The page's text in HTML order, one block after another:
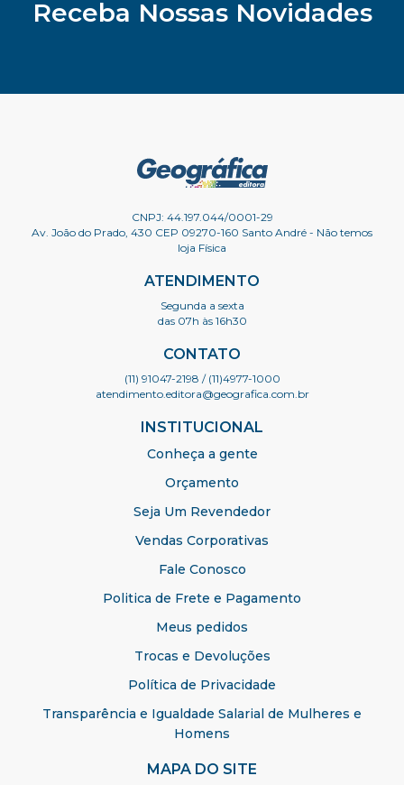
Receba Nossas Novidades
CNPJ: 44.197.044/0001-29
Av. João do Prado, 430 CEP 09270-160 Santo André - Não temos
loja Física
ATENDIMENTO
Segunda a sexta
das 07h às 16h30
CONTATO
(11) 91047-2198 / (11)4977-1000
atendimento.editora@geografica.com.br
INSTITUCIONAL
Conheça a gente
Orçamento
Seja Um Revendedor
Vendas Corporativas
Fale Conosco
Politica de Frete e Pagamento
Meus pedidos
Trocas e Devoluções
Política de Privacidade
Transparência e Igualdade Salarial de Mulheres e
Homens
MAPA DO SITE